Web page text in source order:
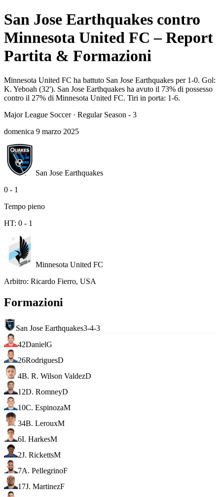
San Jose Earthquakes contro
Minnesota United FC – Report
Partita & Formazioni
Minnesota United FC ha battuto San Jose Earthquakes per 1-0. Gol:
K. Yeboah (32'). San Jose Earthquakes ha avuto il 73% di possesso
contro il 27% di Minnesota United FC. Tiri in porta: 1-6.
Major League Soccer· Regular Season - 3
domenica 9 marzo 2025
San Jose Earthquakes
0 - 1
Tempo pieno
HT: 0 - 1
Minnesota United FC
Arbitro: Ricardo Fierro, USA
Formazioni
San Jose Earthquakes3-4-3
42DanielG
26RodriguesD
4B. R. Wilson ValdezD
12D. RomneyD
10C. EspinozaM
34B. LerouxM
6I. HarkesM
2J. RickettsM
7A. PellegrinoF
17J. MartinezF